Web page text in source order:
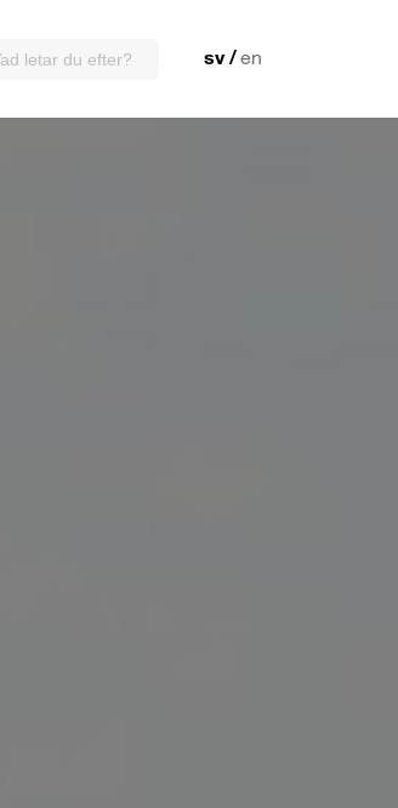
sv en